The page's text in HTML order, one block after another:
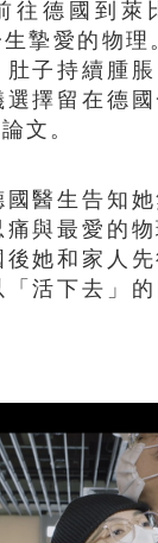
往德國到萊
摯愛的物理
子持續腫
擇留在德國
文。
生告知她
與最愛的
她和家人
「活下去」